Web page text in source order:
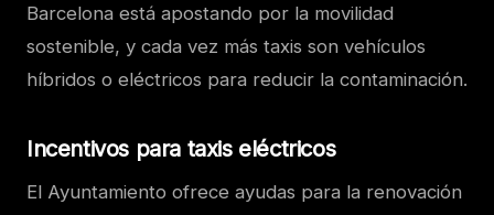
Barcelona está apostando por la movilidad
sostenible, y cada vez más taxis son vehículos
híbridos o eléctricos para reducir la contaminación.
Incentivos para taxis eléctricos
El Ayuntamiento ofrece ayudas para la renovación